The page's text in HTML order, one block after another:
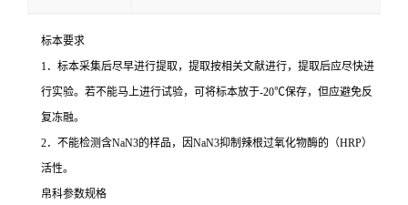
标本要求
1．标本采集后尽早进行提取，提取按相关文献进行，提取后应尽快进
行实验。若不能马上进行试验，可将标本放于-20℃保存，但应避免反
复冻融。
2．不能检测含NaN3的样品，因NaN3抑制辣根过氧化物酶的（HRP）
活性。
帛科参数规格